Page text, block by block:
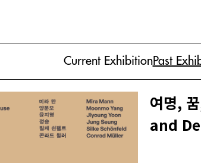
Current ExhibitionPast
여명,
and